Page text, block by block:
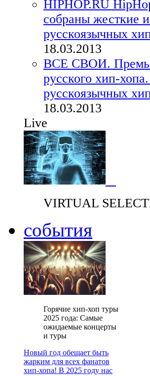
HIPHOP.RU
собраны жесткие
русскоязычных
18.03.2013
ВСЕ СВОИ.
русского хип-
русскоязычных
18.03.2013
Live
VIRTUAL
события
Горячие хип-хоп туры
2025 года: Самые
ожидаемые концерты
и туры
Новый год обещает быть
жарким для всех фанатов
хип-хопа! В 2025 году нас